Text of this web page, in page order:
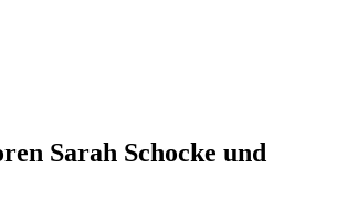
Sarah Schocke und